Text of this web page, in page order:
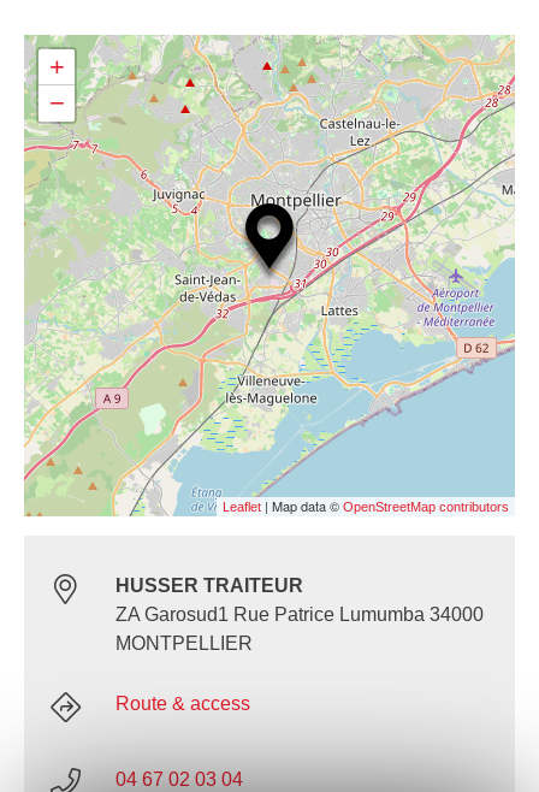
+
−
Leaflet | Map data © OpenStreetMap contributors
HUSSER TRAITEUR
ZA Garosud1 Rue Patrice Lumumba 34000
MONTPELLIER
Route & access
04 67 02 03 04